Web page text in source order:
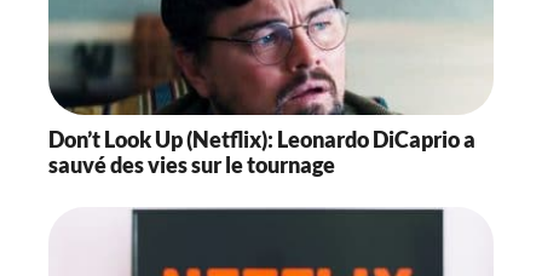
Don’t Look Up (Netflix): Leonardo DiCaprio a
sauvé des vies sur le tournage